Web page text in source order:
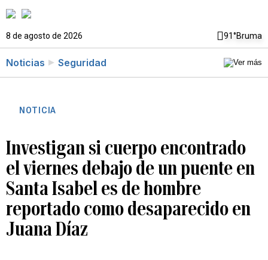
8 de agosto de 2026 91°Bruma
Noticias Seguridad
NOTICIA
Investigan si cuerpo encontrado
el viernes debajo de un puente en
Santa Isabel es de hombre
reportado como desaparecido en
Juana Díaz